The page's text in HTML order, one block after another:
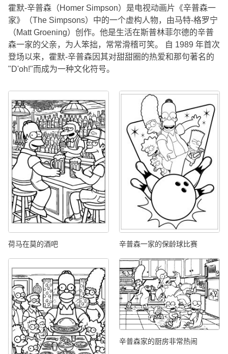
霍默-辛普森（Homer Simpson）是电视动画片《辛普森一
家》（The Simpsons）中的一个虚构人物，由马特-格罗宁
（Matt Groening）创作。他是生活在斯普林菲尔德的辛普
森一家的父亲，为人笨拙，常常滑稽可笑。 自 1989 年首次
登场以来，霍默-辛普森因其对甜甜圈的热爱和那句著名的
"D'oh!"而成为一种文化符号。
荷马在莫的酒吧 辛普森一家的保龄球比赛
辛普森家的厨房非常热闹